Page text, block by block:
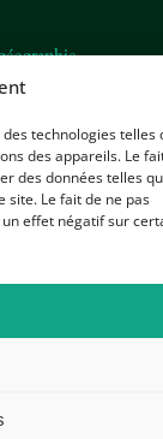
technologies telles
des appareils. Le
des données telles
site. Le fait de ne pas
effet négatif sur
02